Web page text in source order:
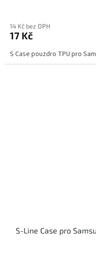
14 Kč bez DPH
17 Kč
S Case pouzdro TPU pro
S-Line Case pro